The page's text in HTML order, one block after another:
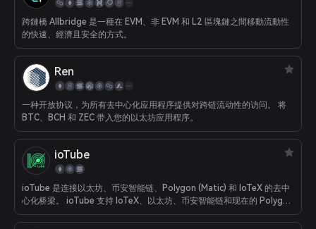
跨鏈橋 Allbridge 是一種在 EVM、非 EVM 和 L2 區塊鏈之間移動流動性
的快速、經濟且安全的方式。
Ren
一种开放协议，为所有去中心化应用程序提供对跨链流动性的访问。 将
BTC、BCH 和 ZEC 带入您的以太坊应用程序。
ioTube
ioTube 是连接以太坊、币安智能链、Polygon (Matic) 和 IoTeX 的去中
心化桥梁。 ioTube 支持 IoTeX、以太坊、币安智能链和现在的 Polygon
之间的双向代币交换！